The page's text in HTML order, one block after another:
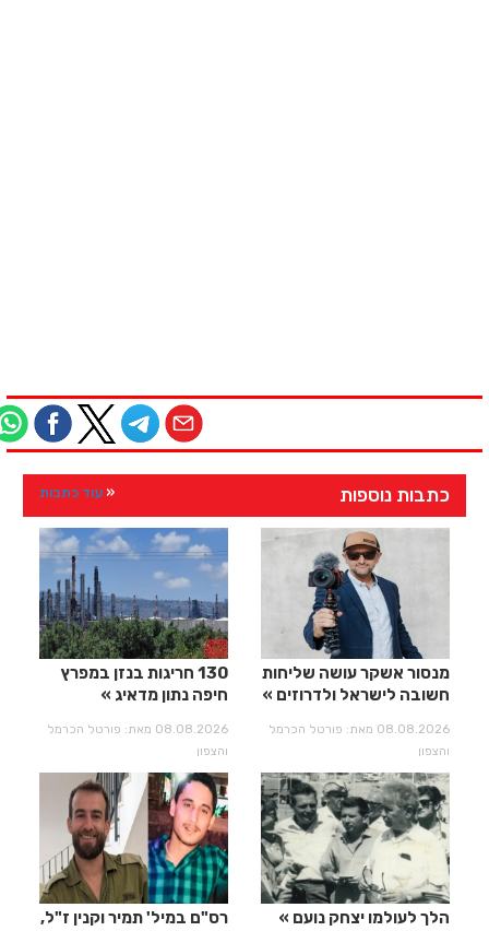
כתבות נוספות עוד כתבות
מנסור אשקר עושה שליחות
חשובה לישראל ולדרוזים
08.08.2026 מאת: פורטל הכרמל
והצפון
130 חריגות בנזן במפרץ
חיפה נתון מדאיג
08.08.2026 מאת: פורטל הכרמל
והצפון
הלך לעולמו יצחק נועם
רס"ם במיל' תמיר וקנין ז"ל,